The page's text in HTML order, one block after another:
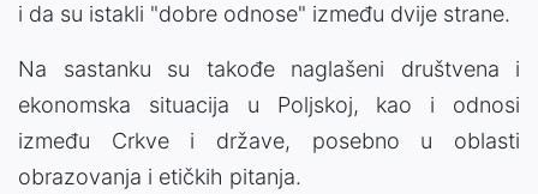
i da su istakli "dobre odnose" između dvije strane.
Na sastanku su takođe naglašeni društvena i
ekonomska situacija u Poljskoj, kao i odnosi
između Crkve i države, posebno u oblasti
obrazovanja i etičkih pitanja.